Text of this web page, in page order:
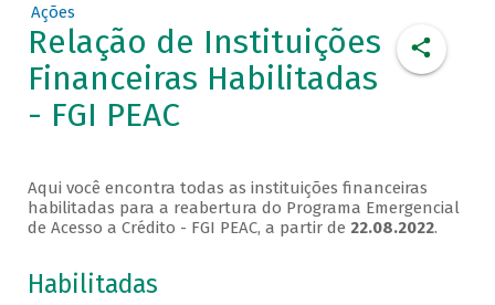
Ações
Relação de Instituições
Financeiras Habilitadas
- FGI PEAC
Aqui você encontra todas as instituições financeiras
habilitadas para a reabertura do Programa Emergencial
de Acesso a Crédito - FGI PEAC, a partir de 22.08.2022.
Habilitadas